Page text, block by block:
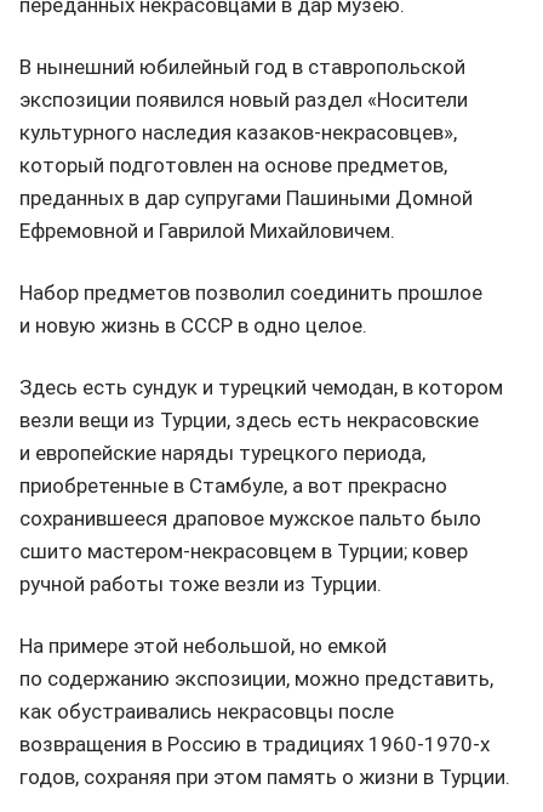
переданных некрасовцами в дар музею.
В нынешний юбилейный год в ставропольской
экспозиции появился новый раздел «Носители
культурного наследия казаков-некрасовцев»,
который подготовлен на основе предметов,
преданных в дар супругами Пашиными Домной
Ефремовной и Гаврилой Михайловичем.
Набор предметов позволил соединить прошлое
и новую жизнь в СССР в одно целое.
Здесь есть сундук и турецкий чемодан, в котором
везли вещи из Турции, здесь есть некрасовские
и европейские наряды турецкого периода,
приобретенные в Стамбуле, а вот прекрасно
сохранившееся драповое мужское пальто было
сшито мастером-некрасовцем в Турции; ковер
ручной работы тоже везли из Турции.
На примере этой небольшой, но емкой
по содержанию экспозиции, можно представить,
как обустраивались некрасовцы после
возвращения в Россию в традициях 1960-1970-х
годов, сохраняя при этом память о жизни в Турции.